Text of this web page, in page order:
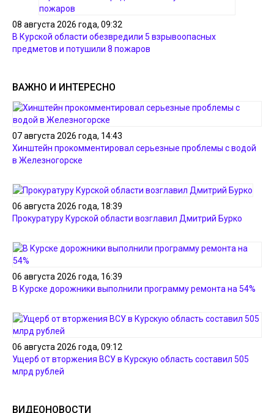
08 августа 2026 года, 09:32
В Курской области обезвредили 5 взрывоопасных
предметов и потушили 8 пожаров
ВАЖНО И ИНТЕРЕСНО
07 августа 2026 года, 14:43
Хинштейн прокомментировал серьезные проблемы с водой
в Железногорске
06 августа 2026 года, 18:39
Прокуратуру Курской области возглавил Дмитрий Бурко
06 августа 2026 года, 16:39
В Курске дорожники выполнили программу ремонта на 54%
06 августа 2026 года, 09:12
Ущерб от вторжения ВСУ в Курскую область составил 505
млрд рублей
ВИДЕОНОВОСТИ